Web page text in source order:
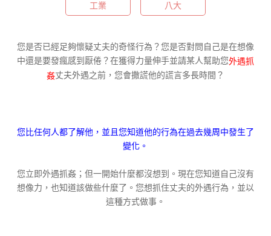
工業 八大
您是否已經足夠懷疑丈夫的奇怪行為？您是否對問自己是在想像
中還是要發瘋感到厭倦？在獲得力量伸手並請某人幫助您外遇抓
姦丈夫外遇之前，您會撒謊他的謊言多長時間？
您比任何人都了解他，並且您知道他的行為在過去幾周中發生了
變化。
您立即外遇抓姦；但一開始什麼都沒想到。現在您知道自己沒有
想像力，也知道該做些什麼了。您想抓住丈夫的外遇行為，並以
這種方式做事。